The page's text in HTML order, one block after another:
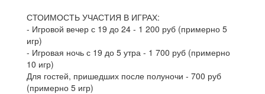
СТОИМОСТЬ УЧАСТИЯ В ИГРАХ:
- Игровой вечер с 19 до 24 - 1 200 руб (примерно 5
игр)
- Игровая ночь с 19 до 5 утра - 1 700 руб (примерно
10 игр)
Для гостей, пришедших после полуночи - 700 руб
(примерно 5 игр)